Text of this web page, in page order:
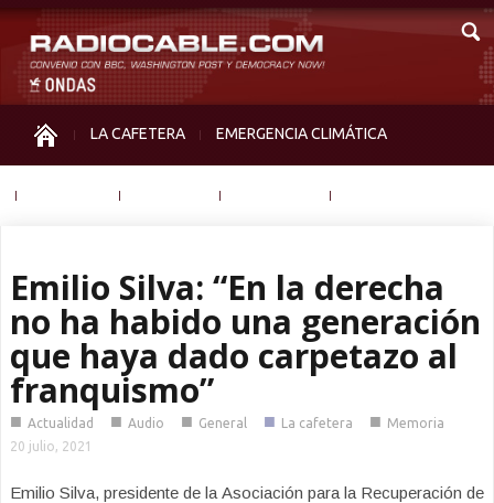
LA CAFETERA EMERGENCIA CLIMÁTICA
Emilio Silva: “En la derecha
no ha habido una generación
que haya dado carpetazo al
franquismo”
■ Actualidad ■ Audio ■ General ■ La cafetera ■ Memoria
20 julio, 2021
Emilio Silva, presidente de la Asociación para la Recuperación de